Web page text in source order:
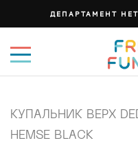
ДЕПАРТАМЕНТ
КУПАЛЬНИК ВЕРХ
HEMSE BLACK